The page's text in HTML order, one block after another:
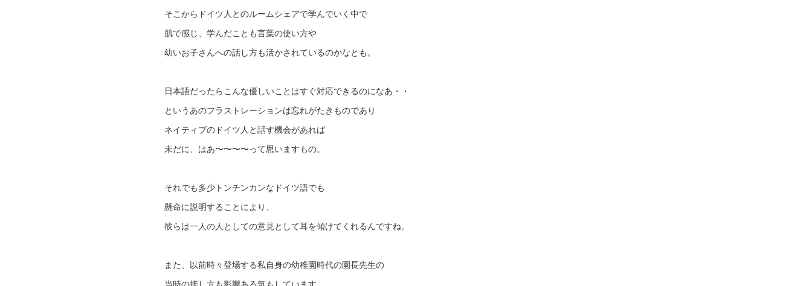
そこからドイツ人とのルームシェアで学んでいく中で
肌で感じ、学んだことも言葉の使い方や
幼いお子さんへの話し方も活かされているのかなとも。
日本語だったらこんな優しいことはすぐ対応できるのになあ・・
というあのフラストレーションは忘れがたきものであり
ネイティブのドイツ人と話す機会があれば
未だに、はあ〜〜〜〜って思いますもの。
それでも多少トンチンカンなドイツ語でも
懸命に説明することにより、
彼らは一人の人としての意見として耳を傾けてくれるんですね。
また、以前時々登場する私自身の幼稚園時代の園長先生の
当時の接し方も影響ある気もしています。